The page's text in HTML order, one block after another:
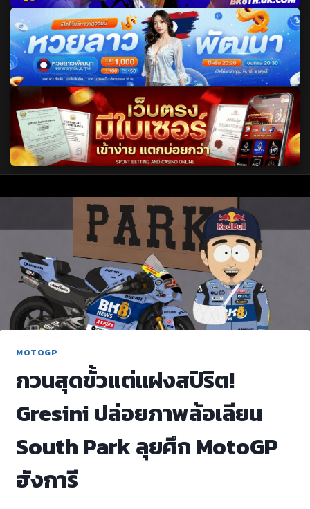
MOTOGP
กวนสุดขั้วแต่แฝงสปิริต!
Gresini ปล่อยภาพล้อเลียน
South Park ลุยศึก MotoGP
ฮังการี